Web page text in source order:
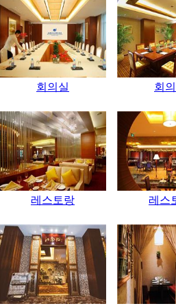
회의실 회
레스토랑 레스